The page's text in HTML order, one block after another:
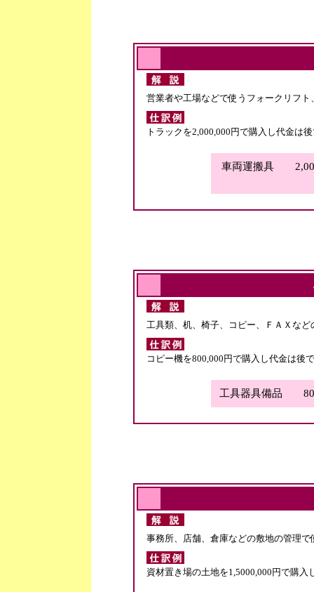
営業者や工場などで使うフォークリフ
トラックを2,000,000円で購入し代金は
車両運搬具
工具類、机、椅子、コピー、ＦＡＸな
コピー機を800,000円で購入し代金は後
工具器具備品
事務所、店舗、倉庫などの敷地の管理で
資材置き場の土地を1,5000,000円で購入